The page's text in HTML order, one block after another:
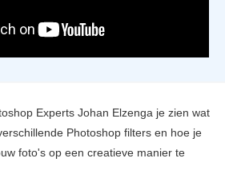
Experts Johan Elzenga je zien wat
Photoshop filters en hoe je
foto's op een creatieve manier te